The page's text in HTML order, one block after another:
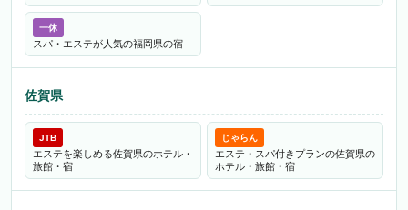
一休
スパ・エステが人気の福岡県の宿
佐賀県
JTB
エステを楽しめる佐賀県のホテル・
旅館・宿
じゃらん
エステ・スパ付きプランの佐賀県の
ホテル・旅館・宿